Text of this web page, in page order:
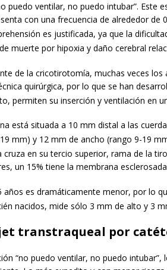
puedo ventilar, no puedo intubar”. Este
con una frecuencia de alrededor de
es justificada, ya que la
muerte por hipoxia y daño cerebral
de la cricotirotomía, muchas veces
quirúrgica, por lo que se han
permiten su inserción y ventilación en
está situada a 10 mm distal a las
mm) y 12 mm de ancho (rango 9-19
cruza en su tercio superior, rama de la
un 15% tiene la membrana
años es dramáticamente menor, por lo
nacidos, mide sólo 3 mm de alto y 3
transtraqueal por
“no puedo ventilar, no puedo intubar”,